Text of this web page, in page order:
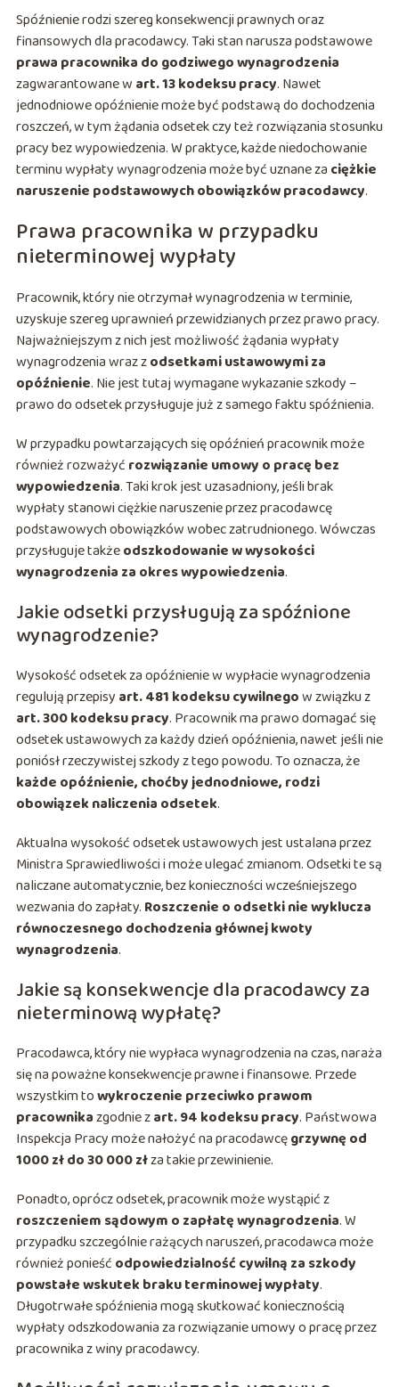
Spóźnienie rodzi szereg konsekwencji prawnych oraz
finansowych dla pracodawcy. Taki stan narusza podstawowe
prawa pracownika do godziwego wynagrodzenia
zagwarantowane w art. 13 kodeksu pracy. Nawet
jednodniowe opóźnienie może być podstawą do dochodzenia
roszczeń, w tym żądania odsetek czy też rozwiązania stosunku
pracy bez wypowiedzenia. W praktyce, każde niedochowanie
terminu wypłaty wynagrodzenia może być uznane za ciężkie
naruszenie podstawowych obowiązków pracodawcy.
Prawa pracownika w przypadku
nieterminowej wypłaty
Pracownik, który nie otrzymał wynagrodzenia w terminie,
uzyskuje szereg uprawnień przewidzianych przez prawo pracy.
Najważniejszym z nich jest możliwość żądania wypłaty
wynagrodzenia wraz zodsetkami ustawowymi za
opóźnienie. Nie jest tutaj wymagane wykazanie szkody –
prawo do odsetek przysługuje już z samego faktu spóźnienia.
W przypadku powtarzających się opóźnień pracownik może
również rozważyć rozwiązanie umowy o pracę bez
wypowiedzenia. Taki krok jest uzasadniony, jeśli brak
wypłaty stanowi ciężkie naruszenie przez pracodawcę
podstawowych obowiązków wobec zatrudnionego. Wówczas
przysługuje takżeodszkodowanie w wysokości
wynagrodzenia za okres wypowiedzenia.
Jakie odsetki przysługują za spóźnione
wynagrodzenie?
Wysokość odsetek za opóźnienie w wypłacie wynagrodzenia
regulują przepisy art. 481 kodeksu cywilnegow związku z
art. 300 kodeksu pracy. Pracownik ma prawo domagać się
odsetek ustawowych za każdy dzień opóźnienia, nawet jeśli nie
poniósł rzeczywistej szkody z tego powodu. To oznacza, że
każde opóźnienie, choćby jednodniowe, rodzi
obowiązek naliczenia odsetek.
Aktualna wysokość odsetek ustawowych jest ustalana przez
Ministra Sprawiedliwości i może ulegać zmianom. Odsetki te są
naliczane automatycznie, bez konieczności wcześniejszego
wezwania do zapłaty. Roszczenie o odsetki nie wyklucza
równoczesnego dochodzenia głównej kwoty
wynagrodzenia.
Jakie są konsekwencje dla pracodawcy za
nieterminową wypłatę?
Pracodawca, który nie wypłaca wynagrodzenia na czas, naraża
się na poważne konsekwencje prawne i finansowe. Przede
wszystkim towykroczenie przeciwko prawom
pracownikazgodnie zart. 94 kodeksu pracy. Państwowa
Inspekcja Pracy może nałożyć na pracodawcęgrzywnę od
1000 zł do 30 000 złza takie przewinienie.
Ponadto, oprócz odsetek, pracownik może wystąpić z
roszczeniem sądowym o zapłatę wynagrodzenia. W
przypadku szczególnie rażących naruszeń, pracodawca może
również ponieść odpowiedzialność cywilną za szkody
powstałe wskutek braku terminowej wypłaty.
Długotrwałe spóźnienia mogą skutkować koniecznością
wypłaty odszkodowania za rozwiązanie umowy o pracę przez
pracownika z winy pracodawcy.